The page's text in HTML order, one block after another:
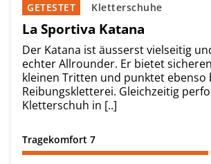
Kletterschuhe
GETESTET
La Sportiva Katana
Der Katana ist äusserst vielseitig
echter Allrounder. Er bietet
kleinen Tritten und punktet ebenso
Reibungskletterei. Gleichzeitig
Kletterschuh in [..]
Tragekomfort 7